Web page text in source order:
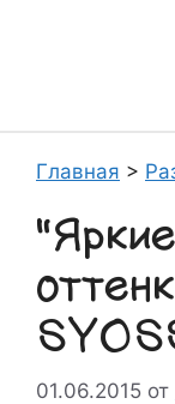
Главная >
01.06.2015 от